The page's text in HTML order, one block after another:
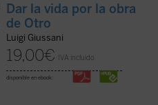
Dar la vida por la obra
de Otro
Luigi Giussani
19,00€ IVA incluido
disponible en ebook: